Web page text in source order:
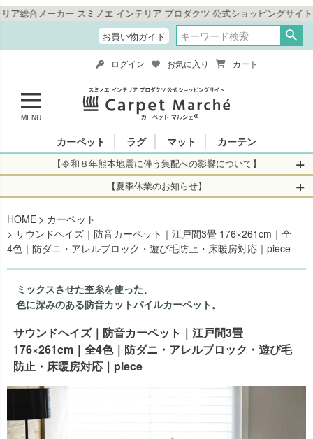
ンテリア プロダクツ 公式ショッピングサイト「カーペットマルシェ」
お買い物ガイド
MENU
ログイン お気に入り カート
カーペット ラグ マット カーテン
【令和８年熊本地震に伴う集配への影響について】
令和8年熊本地震により、お亡くなりになられた方々に深く
お見舞い申し上げます。 この地震の影響により、現在、一
部地域を発着するお荷物のお届けに遅れが生じておりま
す。
・全国から九州あてのお荷物
・九州から全国あてのお荷物
なお、今後の被害状況や交通規制などにより、対象地域や
サービスへの影響が変更となる場合がございます。
お客さまにはご不便をおかけいたしますが、何卒ご理解賜
りますようお願い申し上げます。
詳しくはこちら
【夏季休業のお知らせ】
当店は は2026年8月11日(火)～2026年8月16日(日)
を休業とさせて頂きます。
休業中のご注文に関しては自動返信メールは届きますが、
当店からの注文確認メールの送信、当店へのお問い合わせ
へのご返答ができかねます。 休業明けから順次送信させて
いただきますのでよろしくお願いいたします。
出荷センターも休業となりますため、休業期間中のご注文
商品の出荷は2026年8月18日(火) 以降となります。
→オーダー商品など、詳しくはこちらから
HOME
カーペット
サウンドヘイズ｜防音カーペット｜江戸間3畳 176×261cm｜全
4色｜防ダニ・アレルブロック・遊び毛防止・床暖房対応｜piece
ミックスさせた杢糸を使った、
色に深みのある防音カットパイルカーペット。
サウンドヘイズ｜防音カーペット｜江戸間3畳
176×261cm｜全4色｜防ダニ・アレルブロック・遊び毛
防止・床暖房対応｜piece